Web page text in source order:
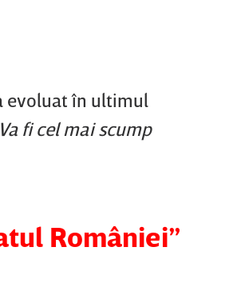
evoluat în ultimul
fi cel mai scump
României”